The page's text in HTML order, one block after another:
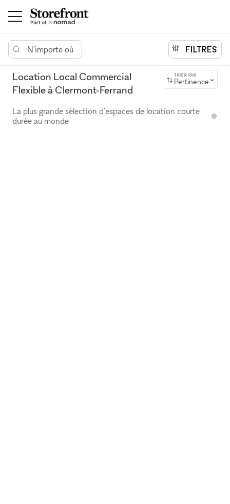
N'importe où FILTRES
Location Local Commercial
Flexible à Clermont-Ferrand
TRIER PAR
Pertinence
La plus grande sélection d'espaces de location courte
durée au monde